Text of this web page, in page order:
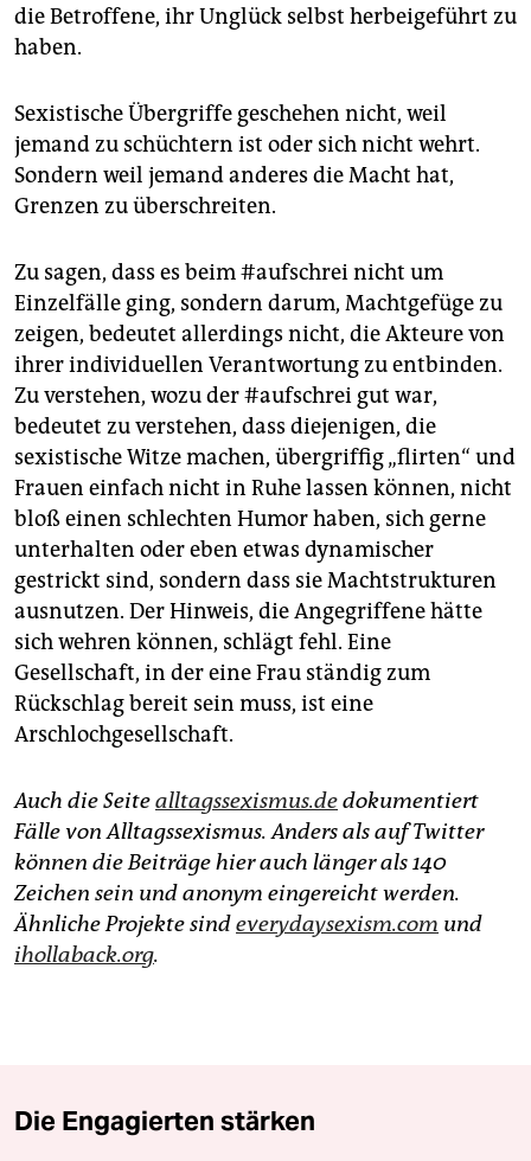
die Betroffene, ihr Unglück selbst herbeigeführt zu
haben.
Sexistische Übergriffe geschehen nicht, weil
jemand zu schüchtern ist oder sich nicht wehrt.
Sondern weil jemand anderes die Macht hat,
Grenzen zu überschreiten.
Zu sagen, dass es beim #aufschrei nicht um
Einzelfälle ging, sondern darum, Machtgefüge zu
zeigen, bedeutet allerdings nicht, die Akteure von
ihrer individuellen Verantwortung zu entbinden.
Zu verstehen, wozu der #aufschrei gut war,
bedeutet zu verstehen, dass diejenigen, die
sexistische Witze machen, übergriffig „flirten“ und
Frauen einfach nicht in Ruhe lassen können, nicht
bloß einen schlechten Humor haben, sich gerne
unterhalten oder eben etwas dynamischer
gestrickt sind, sondern dass sie Machtstrukturen
ausnutzen. Der Hinweis, die Angegriffene hätte
sich wehren können, schlägt fehl. Eine
Gesellschaft, in der eine Frau ständig zum
Rückschlag bereit sein muss, ist eine
Arschlochgesellschaft.
Auch die Seitealltagssexismus.dedokumentiert
Fälle von Alltagssexismus. Anders als auf Twitter
können die Beiträge hier auch länger als 140
Zeichen sein und anonym eingereicht werden.
Ähnliche Projekte sindeverydaysexism.com und
ihollaback.org.
Die Engagierten stärken